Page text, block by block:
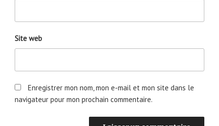
Site web
Enregistrer mon nom, mon e-mail et mon site dans le
navigateur pour mon prochain commentaire.